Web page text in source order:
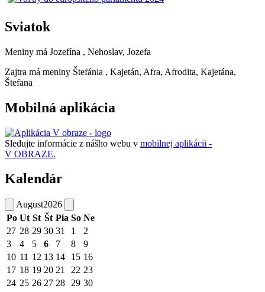
Sviatok
Meniny má Jozefína , Nehoslav, Jozefa
Zajtra má meniny Štefánia , Kajetán, Afra, Afrodita, Kajetána,
Štefana
Mobilná aplikácia
Sledujte informácie z nášho webu v mobilnej aplikácii -
V OBRAZE.
Kalendár
August2026
Po Ut St Št Pia So Ne
27 28 29 30 31 1
2
3
4 5 6 7 8
9
10 11 12 13 14 15 16
17 18 19 20 21 22 23
24 25 26 27 28 29 30